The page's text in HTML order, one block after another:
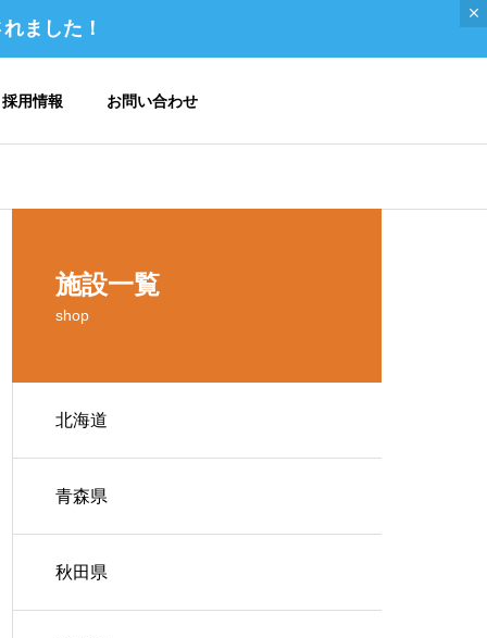
ました！
採用情報 お問い合わせ
ご挨拶 / トップメッセージ
施設一覧
shop
北海道
青森県
秋田県